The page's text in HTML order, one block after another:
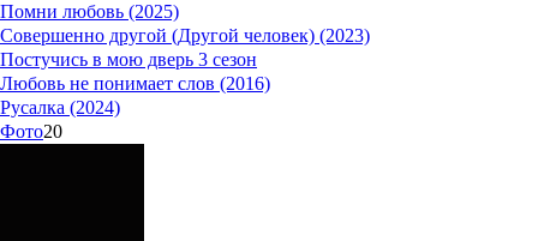
Помни любовь (2025)
Совершенно другой (Другой человек) (2023)
Постучись в мою дверь 3 сезон
Любовь не понимает слов (2016)
Русалка (2024)
Фото20